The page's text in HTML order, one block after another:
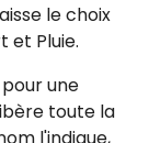
le choix
et Pluie.
une
toute la
l'indique,